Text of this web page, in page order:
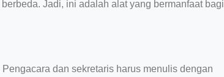
Jadi, ini adalah alat yang bermanfaat bagi
dan sekretaris harus menulis dengan